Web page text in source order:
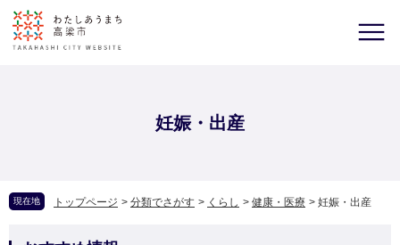
妊娠・出産
現在地 トップページ > 分類でさがす > くらし > 健康・医療 > 妊娠・出産